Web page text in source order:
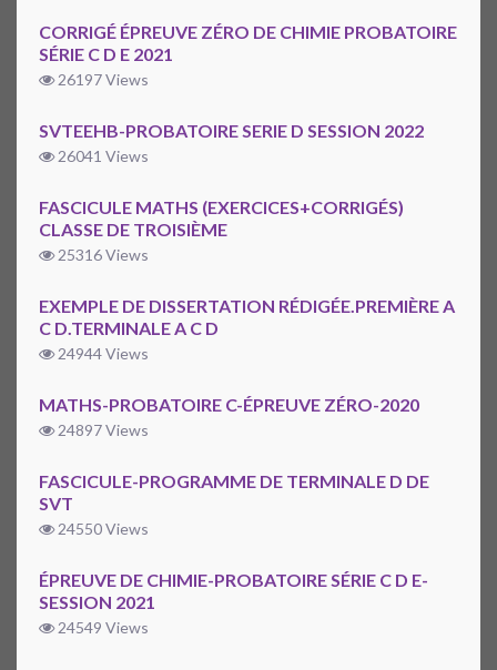
CORRIGÉ ÉPREUVE ZÉRO DE CHIMIE PROBATOIRE
SÉRIE C D E 2021
26197 Views
SVTEEHB-PROBATOIRE SERIE D SESSION 2022
26041 Views
FASCICULE MATHS (EXERCICES+CORRIGÉS)
CLASSE DE TROISIÈME
25316 Views
EXEMPLE DE DISSERTATION RÉDIGÉE.PREMIÈRE A
C D.TERMINALE A C D
24944 Views
MATHS-PROBATOIRE C-ÉPREUVE ZÉRO-2020
24897 Views
FASCICULE-PROGRAMME DE TERMINALE D DE
SVT
24550 Views
ÉPREUVE DE CHIMIE-PROBATOIRE SÉRIE C D E-
SESSION 2021
24549 Views